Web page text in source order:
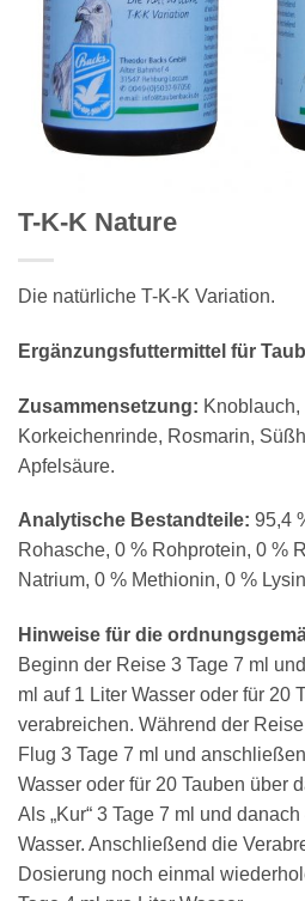
T-K-K Nature
Die natürliche T-K-K Variation.
Ergänzungsfuttermittel für
Zusammensetzung:
Korkeichenrinde, Rosmarin,
Apfelsäure.
Analytische Bestandteile: 95,4
Rohasche, 0 % Rohprotein, 0 %
Natrium, 0 % Methionin, 0 %
Hinweise für die
Beginn der Reise 3 Tage 7 ml
ml auf 1 Liter Wasser oder für 20
verabreichen. Während der
Flug 3 Tage 7 ml und
Wasser oder für 20 Tauben über
Als „Kur“ 3 Tage 7 ml und
Wasser. Anschließend die
Dosierung noch einmal